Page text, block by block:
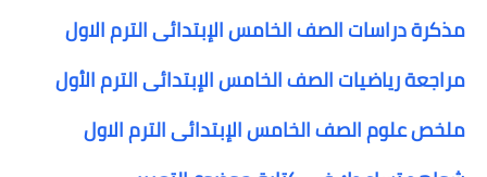
مذكرة دراسات الصف الخامس الإبتدائى الترم الاول
مراجعة رياضيات الصف الخامس الإبتدائى الترم الأول
ملخص علوم الصف الخامس الإبتدائى الترم الاول